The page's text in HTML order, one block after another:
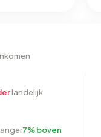
landelijk
7% boven